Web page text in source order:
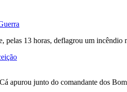
pelas 13 horas, deflagrou um incêndio
apurou junto do comandante dos